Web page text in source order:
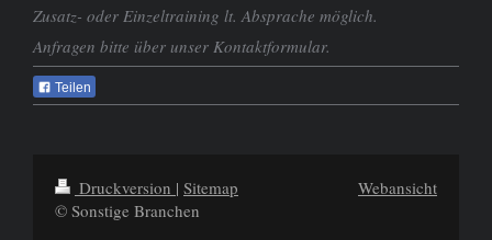
Zusatz- oder Einzeltraining lt. Absprache möglich.
Anfragen bitte über unser Kontaktformular.
Teilen
Druckversion | Sitemap
© Sonstige Branchen
Webansicht